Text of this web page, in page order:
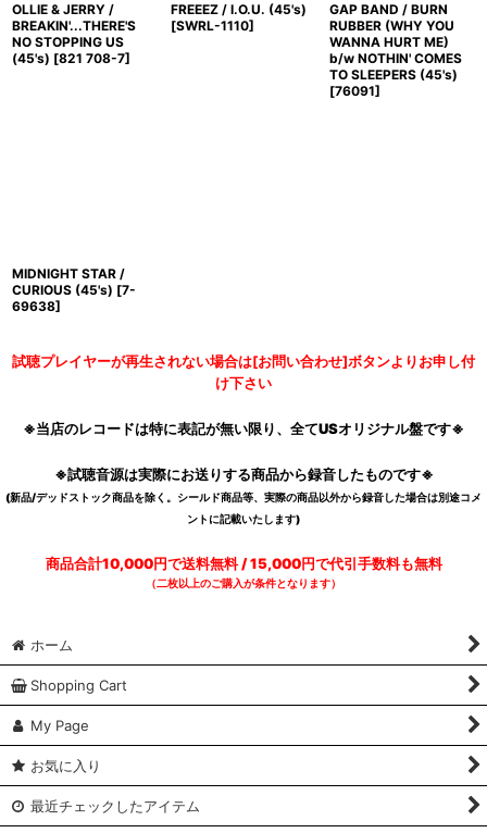
OLLIE & JERRY /
BREAKIN'...THERE'S
NO STOPPING US
(45's) [821 708-7]
FREEEZ / I.O.U. (45's)
[SWRL-1110]
GAP BAND / BURN
RUBBER (WHY YOU
WANNA HURT ME)
b/w NOTHIN' COMES
TO SLEEPERS (45's)
[76091]
MIDNIGHT STAR /
CURIOUS (45's) [7-
69638]
試聴プレイヤーが再生されない場合は[お問い合わせ]ボタンよりお申し付
け下さい
※当店のレコードは特に表記が無い限り、全てUSオリジナル盤です※
※試聴音源は実際にお送りする商品から録音したものです※
(新品/デッドストック商品を除く。シールド商品等、実際の商品以外から録音した場合は別途コメ
ントに記載いたします)
商品合計10,000円で送料無料 / 15,000円で代引手数料も無料
（二枚以上のご購入が条件となります）
ホーム
Shopping Cart
My Page
お気に入り
最近チェックしたアイテム